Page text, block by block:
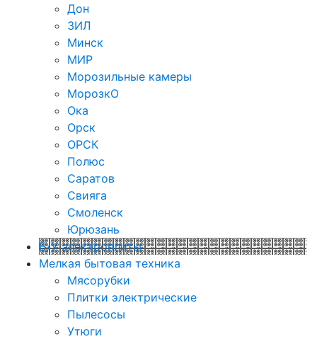
Дон
ЗИЛ
Минск
МИР
Морозильные камеры
МорозкО
Ока
Орск
ОРСК
Полюс
Саратов
Свияга
Смоленск
Юрюзань
Б/У электроплиты
Мелкая бытовая техника
Мясорубки
Плитки электрические
Пылесосы
Утюги